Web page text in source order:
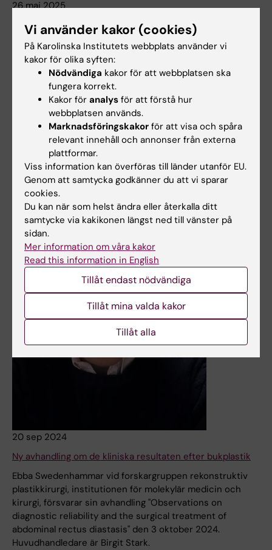
26 maj 2025
Avhandling om ljumskbråckskirurgi hos kvinnor
Alphonsus Matovu, doktorand vid forskargruppen
Rekonstruktiv plastikkirurgi och global kirurgi,
institutionen för molekylär medicin och kirurgi, försvarar
sin avhandling "Groin Hernia Surgery in Women. Outputs,
Factors, Methods and Costeffectiveness" den 2 juni
2025. Huvudhandledare är Jenny Löfgren.
Nyheter
20 sep 2024
Ny avhandling om de kliniska resultaten efter bukplastik
Ebba Swedenhammar vid forskargruppen rekonstruktiv
plastikkirurgi, institutionen för molekylär medicin och
kirurgi, försvarar sin avhandling "Observations on
diagnostic reliability and the surgical treatment of
abdominal rectus diastasis" den 3 oktober 2024.
Huvudhandledare är Birgit Stark.
Vi använder kakor (cookies)
På Karolinska Institutets webbplats använder vi
kakor för olika syften:
Nödvändiga kakor för att webbplatsen ska
fungera korrekt.
Kakor för analys för att förstå hur
webbplatsen används.
Marknadsföringskakor för att visa och spåra
relevant innehåll och annonser från externa
plattformar.
Viss information kan överföras till länder utanför EU.
Genom att samtycka godkänner du att vi sparar
cookies.
Du kan när som helst ändra eller återkalla ditt
samtycke via kakikonen längst ned till vänster på
sidan.
Mer information om våra kakor
Read this information in English
Tillåt endast nödvändiga
Tillåt mina valda kakor
Tillåt alla